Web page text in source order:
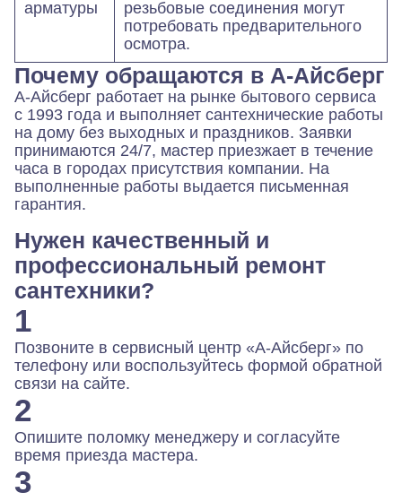
арматуры
резьбовые соединения могут
потребовать предварительного
осмотра.
Почему обращаются в А-Айсберг
А-Айсберг работает на рынке бытового сервиса
с 1993 года и выполняет сантехнические работы
на дому без выходных и праздников. Заявки
принимаются 24/7, мастер приезжает в течение
часа в городах присутствия компании. На
выполненные работы выдается письменная
гарантия.
Нужен качественный и
профессиональный ремонт
сантехники?
1
Позвоните в сервисный центр «А-Айсберг» по
телефону или воспользуйтесь формой обратной
связи на сайте.
2
Опишите поломку менеджеру и согласуйте
время приезда мастера.
3